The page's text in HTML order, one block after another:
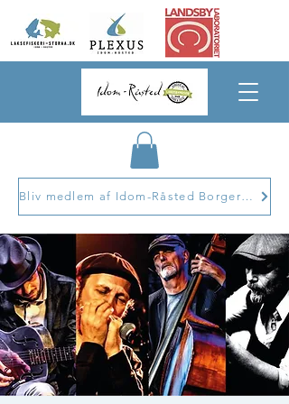
Bliv medlem af Idom-Råsted Borgerforening